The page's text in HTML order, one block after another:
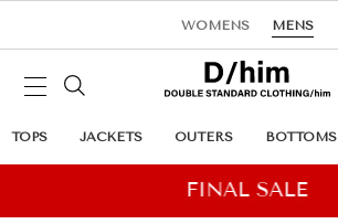
WOMENS MENS
TOPS JACKETS OUTERS BOTTOMS